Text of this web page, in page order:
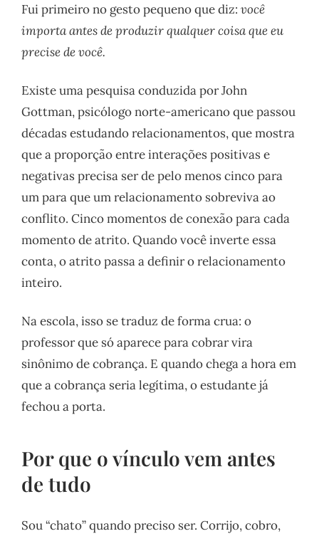
Fui primeiro no gesto pequeno que diz: você
importa antes de produzir qualquer coisa que eu
precise de você.
Existe uma pesquisa conduzida por John
Gottman, psicólogo norte-americano que passou
décadas estudando relacionamentos, que mostra
que a proporção entre interações positivas e
negativas precisa ser de pelo menos cinco para
um para que um relacionamento sobreviva ao
conflito. Cinco momentos de conexão para cada
momento de atrito. Quando você inverte essa
conta, o atrito passa a definir o relacionamento
inteiro.
Na escola, isso se traduz de forma crua: o
professor que só aparece para cobrar vira
sinônimo de cobrança. E quando chega a hora em
que a cobrança seria legítima, o estudante já
fechou a porta.
Por que o vínculo vem antes
de tudo
Sou “chato” quando preciso ser. Corrijo, cobro,